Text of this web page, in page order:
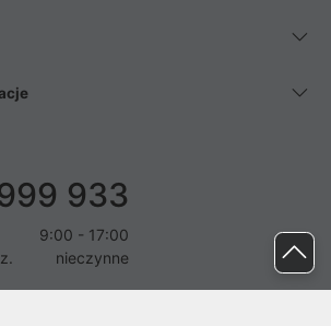
933
9:00 - 17:00
nieczynne